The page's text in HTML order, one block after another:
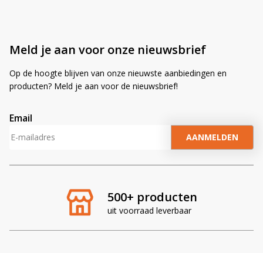
500+ producten
uit voorraad leverbaar
Meld je aan voor onze nieuwsbrief
Op de hoogte blijven van onze nieuwste aanbiedingen en
producten? Meld je aan voor de nieuwsbrief!
Email
A
t